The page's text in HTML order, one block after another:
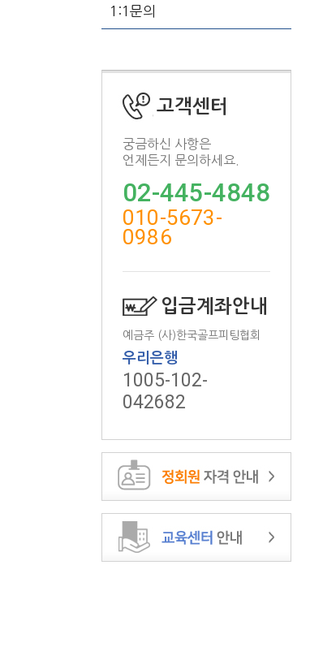
1:1문의
고객센터
궁금하신 사항은
언제든지 문의하세요.
02-445-4848
010-5673-
0986
입금계좌안내
예금주 (사)한국골프피팅협회
우리은행
1005-102-
042682